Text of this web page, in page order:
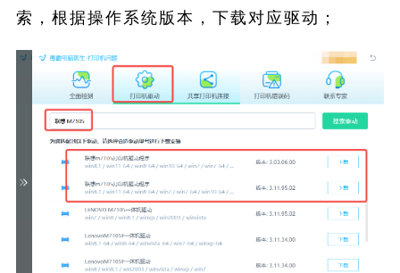
索，根据操作系统版本，下载对应驱动；